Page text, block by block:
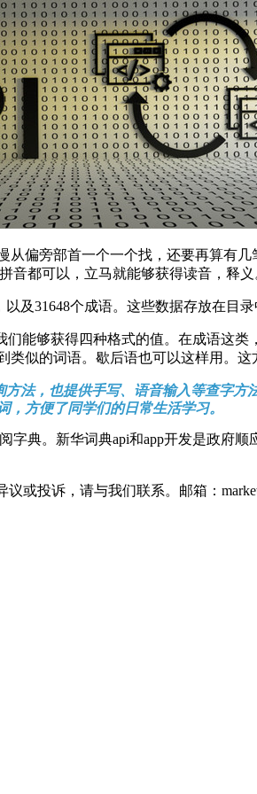
旁部首一个一个找，还要再算有几
都可以，立马就能够获得读音，释
31648个成语。这些数据存放在目
够获得四种格式的值。在成语这类
似的词语。歇后语也可以这样用。
法，也提供手写、语音输入等查字
方便了同学们的日常生活学习。
。新华词典api和app开发是政府顺
或投诉，请与我们联系。邮箱：